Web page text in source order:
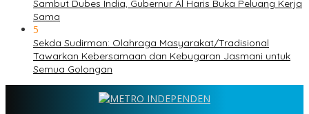
Sambut Dubes India, Gubernur Al Haris Buka Peluang Kerja
Sama
5
Sekda Sudirman: Olahraga Masyarakat/Tradisional
Tawarkan Kebersamaan dan Kebugaran Jasmani untuk
Semua Golongan